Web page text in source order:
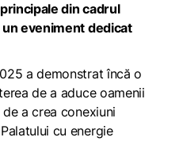
din cadrul
eveniment dedicat
a demonstrat încă o
de a aduce oamenii
a crea conexiuni
cu energie